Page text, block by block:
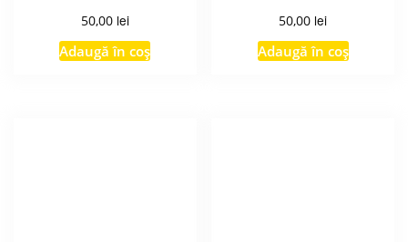
50,00 lei
Adaugă în coș
50,00 lei
Adaugă în coș